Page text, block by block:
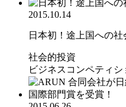
2015.10.14
日本初！途上国への
社会的投資
ビジネスコンペティシ